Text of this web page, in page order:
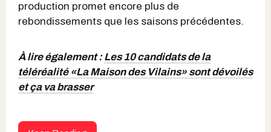
production promet encore plus de
rebondissements que les saisons précédentes.
À lire également :Les 10 candidats de la
téléréalité «La Maison des Vilains» sont dévoilés
et ça va brasser